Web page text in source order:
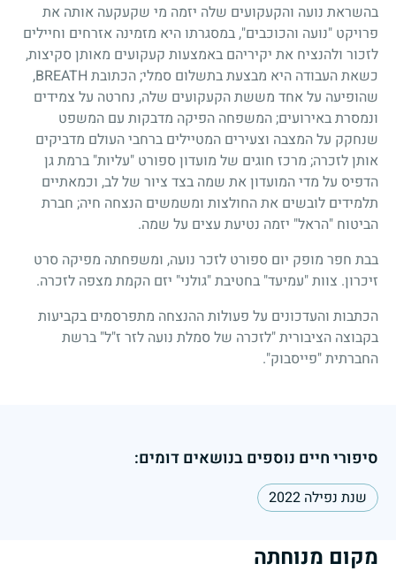
בהשראת נועה והקעקועים שלה יזמה מי שקעקעה אותה את
פרויקט "נועה והכוכבים", במסגרתו היא מזמינה אזרחים וחיילים
לזכור ולהנציח את יקיריהם באמצעות קעקועים מאותן סקיצות,
כשאת העבודה היא מבצעת בתשלום סמלי; הכתובת BREATH,
שהופיעה על אחד מששת הקעקועים שלה, נחרטה על צמידים
ונמסרת באירועים; המשפחה הפיקה מדבקות עם המשפט
שנחקק על המצבה וצעירים המטיילים ברחבי העולם מדביקים
אותן לזכרה; מרכז חוגים של מועדון ספורט "עליות" ברמת גן
הדפיס על מדי המועדון את שמה בצד ציור של לב, וכמאתיים
תלמידים לובשים את החולצות ומשמשים הנצחה חיה; חברת
הביטוח "הראל" יזמה נטיעת עצים על שמה.
בבת חפר מופק יום ספורט לזכר נועה, ומשפחתה מפיקה סרט
זיכרון. צוות "עמיעד" בחטיבת "גולני" יזם הקמת מצפה לזכרה.
הכתבות והעדכונים על פעולות ההנצחה מתפרסמים בקביעות
בקבוצה הציבורית "לזכרה של סמלת נועה לזר ז"ל" ברשת
החברתית "פייסבוק".
סיפורי חיים נוספים בנושאים דומים:
שנת נפילה 2022
מקום מנוחתה